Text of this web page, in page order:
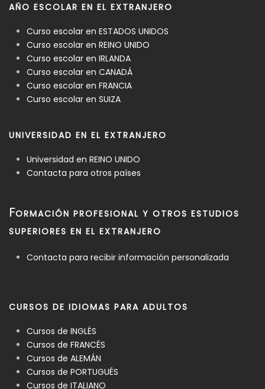
AÑO ESCOLAR EN EL EXTRANJERO
Curso escolar en ESTADOS UNIDOS
Curso escolar en REINO UNIDO
Curso escolar en IRLANDA
Curso escolar en CANADÁ
Curso escolar en FRANCIA
Curso escolar en SUIZA
UNIVERSIDAD EN EL EXTRANJERO
Universidad en REINO UNIDO
Contacta para otros países
FORMACIÓN PROFESIONAL Y OTROS ESTUDIOS
SUPERIORES EN EL EXTRANJERO
Contacta para recibir información personalizada
CURSOS DE IDIOMAS PARA ADULTOS
Cursos de INGLÉS
Cursos de FRANCÉS
Cursos de ALEMÁN
Cursos de PORTUGUÉS
Cursos de ITALIANO